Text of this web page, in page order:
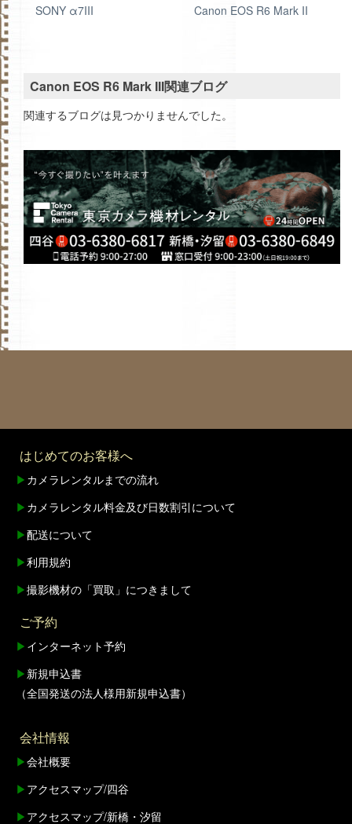
SONY α7III Canon EOS R6 Mark II
Canon EOS R6 Mark III関連ブログ
関連するブログは見つかりませんでした。
はじめてのお客様へ
▶ カメラレンタルまでの流れ
▶ カメラレンタル料金及び日数割引について
▶配送について
▶利用規約
▶撮影機材の「買取」につきまして
ご予約
▶ インターネット予約
▶ 新規申込書
（全国発送の法人様用新規申込書）
会社情報
▶会社概要
▶ アクセスマップ/四谷
▶ アクセスマップ/新橋・汐留